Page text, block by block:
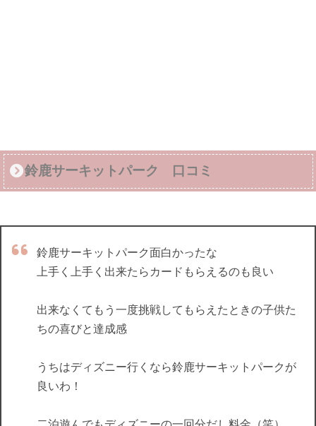
鈴鹿サーキットパーク 口コミ
鈴鹿サーキットパーク面白かったな
上手く上手く出来たらカードもらえるのも良い
出来なくてもう一度挑戦してもらえたときの子供た
ちの喜びと達成感
うちはディズニー行くなら鈴鹿サーキットパークが
良いわ！